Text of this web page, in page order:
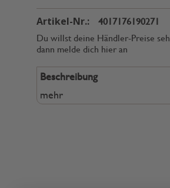
Artikel-Nr.:
4017176190271
Du willst deine Händler-Preise
dann melde dich hier an
Beschreibung
mehr